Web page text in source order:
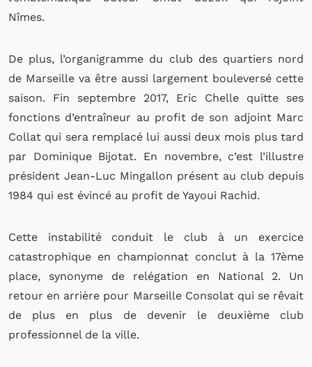
Nîmes.
De plus, l’organigramme du club des quartiers nord
de Marseille va être aussi largement bouleversé cette
saison. Fin septembre 2017, Eric Chelle quitte ses
fonctions d’entraîneur au profit de son adjoint Marc
Collat qui sera remplacé lui aussi deux mois plus tard
par Dominique Bijotat. En novembre, c’est l’illustre
président Jean-Luc Mingallon présent au club depuis
1984 qui est évincé au profit de Yayoui Rachid.
Cette instabilité conduit le club à un exercice
catastrophique en championnat conclut à la 17ème
place, synonyme de relégation en National 2. Un
retour en arrière pour Marseille Consolat qui se rêvait
de plus en plus de devenir le deuxième club
professionnel de la ville.